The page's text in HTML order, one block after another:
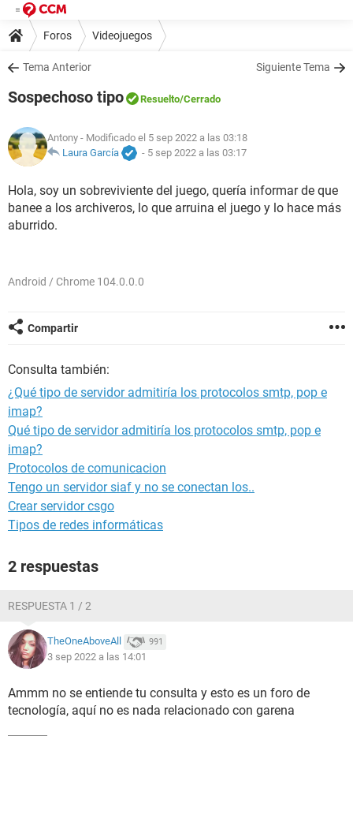
Foros Videojuegos
Tema Anterior Siguiente Tema
Sospechoso tipo Resuelto/Cerrado
Antony - Modificado el 5 sep 2022 a las 03:18
Laura García
- 5 sep 2022 a las 03:17
Hola, soy un sobreviviente del juego, quería informar de que
banee a los archiveros, lo que arruina el juego y lo hace más
aburrido.
Android / Chrome 104.0.0.0
Compartir
Consulta también:
¿Qué tipo de servidor admitiría los protocolos smtp, pop e
imap?
Qué tipo de servidor admitiría los protocolos smtp, pop e
imap?
Protocolos de comunicacion
Tengo un servidor siaf y no se conectan los..
Crear servidor csgo
Tipos de redes informáticas
2 respuestas
RESPUESTA 1 / 2
TheOneAboveAll 991
3 sep 2022 a las 14:01
Ammm no se entiende tu consulta y esto es un foro de
tecnología, aquí no es nada relacionado con garena